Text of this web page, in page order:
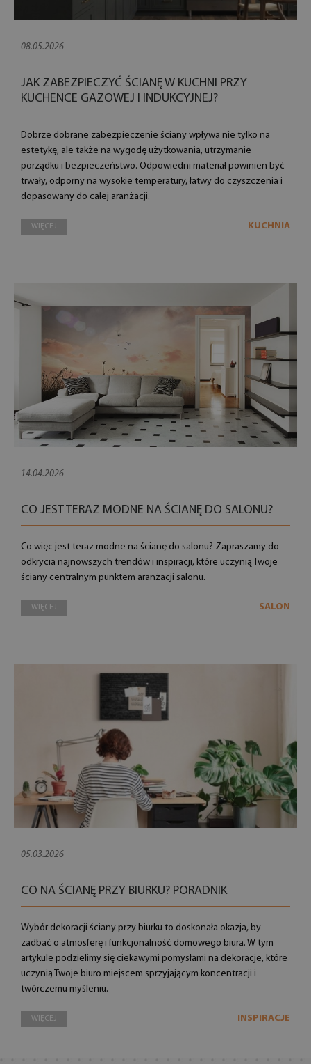
08.05.2026
JAK ZABEZPIECZYĆ ŚCIANĘ W KUCHNI PRZY
KUCHENCE GAZOWEJ I INDUKCYJNEJ?
Dobrze dobrane zabezpieczenie ściany wpływa nie tylko na
estetykę, ale także na wygodę użytkowania, utrzymanie
porządku i bezpieczeństwo. Odpowiedni materiał powinien być
trwały, odporny na wysokie temperatury, łatwy do czyszczenia i
dopasowany do całej aranżacji.
WIĘCEJ KUCHNIA
14.04.2026
CO JEST TERAZ MODNE NA ŚCIANĘ DO SALONU?
Co więc jest teraz modne na ścianę do salonu? Zapraszamy do
odkrycia najnowszych trendów i inspiracji, które uczynią Twoje
ściany centralnym punktem aranżacji salonu.
WIĘCEJ SALON
05.03.2026
CO NA ŚCIANĘ PRZY BIURKU? PORADNIK
Wybór dekoracji ściany przy biurku to doskonała okazja, by
zadbać o atmosferę i funkcjonalność domowego biura. W tym
artykule podzielimy się ciekawymi pomysłami na dekoracje, które
uczynią Twoje biuro miejscem sprzyjającym koncentracji i
twórczemu myśleniu.
WIĘCEJ INSPIRACJE